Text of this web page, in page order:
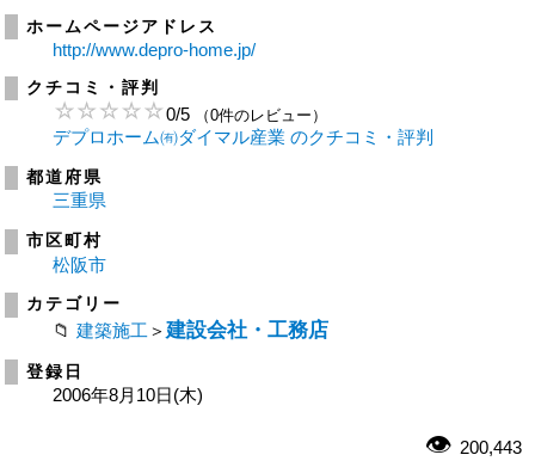
ホームページアドレス
http://www.depro-home.jp/
クチコミ・評判
0/5 （0件のレビュー）
デプロホーム㈲ダイマル産業 のクチコミ・評判
都道府県
三重県
市区町村
松阪市
カテゴリー
建築施工 ＞ 建設会社・工務店
登録日
2006年8月10日(木)
200,443